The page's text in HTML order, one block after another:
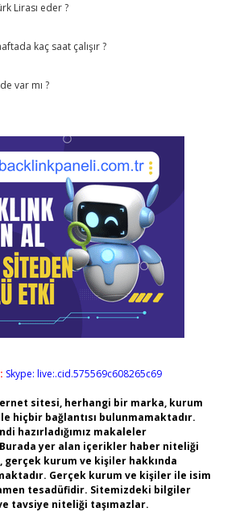
Lirası eder ?
kaç saat çalışır ?
var mı ?
Skype: live:.cid.575569c608265c69
sitesi, herhangi bir marka, kurum
hiçbir bağlantısı bulunmamaktadır.
hazırladığımız makaleler
yer alan içerikler haber niteliği
gerçek kurum ve kişiler hakkında
Gerçek kurum ve kişiler ile isim
tesadüfidir. Sitemizdeki bilgiler
tavsiye niteliği taşımazlar.